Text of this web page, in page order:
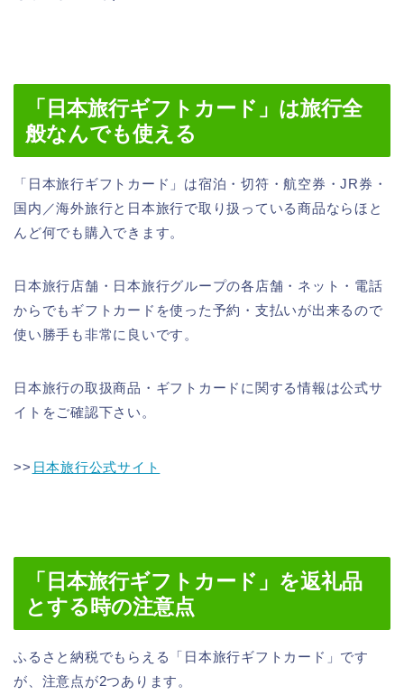
「日本旅行ギフトカード」は旅行全
般なんでも使える
「日本旅行ギフトカード」は宿泊・切符・航空券・JR券・
国内／海外旅行と日本旅行で取り扱っている商品ならほと
んど何でも購入できます。
日本旅行店舗・日本旅行グループの各店舗・ネット・電話
からでもギフトカードを使った予約・支払いが出来るので
使い勝手も非常に良いです。
日本旅行の取扱商品・ギフトカードに関する情報は公式サ
イトをご確認下さい。
>> 日本旅行公式サイト
「日本旅行ギフトカード」を返礼品
とする時の注意点
ふるさと納税でもらえる「日本旅行ギフトカード」です
が、注意点が2つあります。